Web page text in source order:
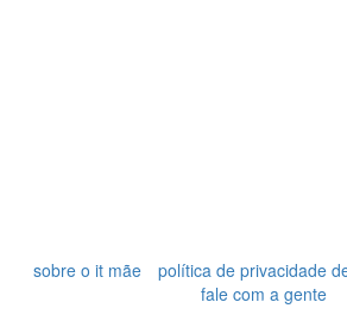
sobre o it mãe política de privacidade
fale com a gente